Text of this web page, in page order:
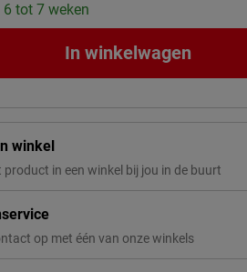
tot 7 weken
In winkelwagen
winkel
product in een winkel bij jou in de buurt
op met één van onze winkels